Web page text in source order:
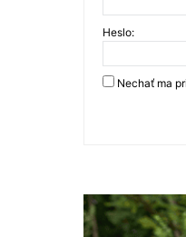
Heslo:
Nechať ma